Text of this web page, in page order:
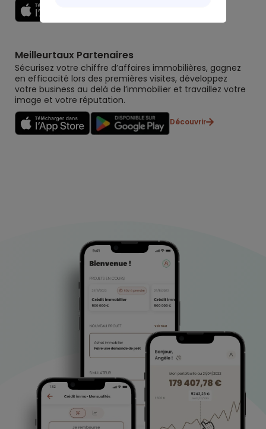
Meilleurtaux Partenaires
Sécurisez votre chiffre d’affaires immobilières, gagnez
en efficacité lors des premières visites, développez
votre business au delà de l’immobilier et travaillez votre
image et votre réputation.
Découvrir